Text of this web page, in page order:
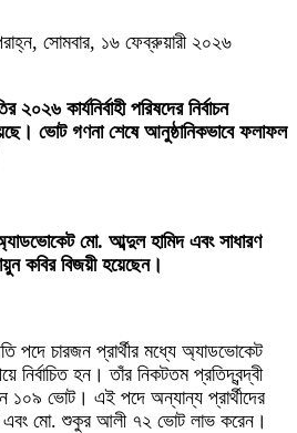
সোমবার, ১৬ ফেব্রুয়ারী ২০২৬
কার্যনির্বাহী পরিষদের নির্বাচন
ভোট গণনা শেষে আনুষ্ঠানিকভাবে ফলাফল
মো. আব্দুল হামিদ এবং সাধারণ
কবির বিজয়ী হয়েছেন।
পদে চারজন প্রার্থীর মধ্যে অ্যাডভোকেট
হন। তাঁর নিকটতম প্রতিদ্বন্দ্বী
১০৯ ভোট। এই পদে অন্যান্য প্রার্থীদের
এবং মো. শুকুর আলী ৭২ ভোট লাভ করেন।